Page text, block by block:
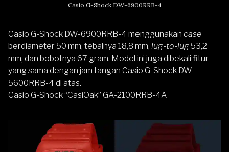
Casio G-Shock DW-6900RRB-4
Casio G-Shock DW-6900RRB-4 menggunakan case
berdiameter 50 mm, tebalnya 18,8 mm, lug-to-lug53,2
mm, dan bobotnya 67 gram. Model ini juga dibekali fitur
yang sama dengan jam tangan Casio G-Shock DW-
5600RRB-4 di atas.
Casio G-Shock “CasiOak” GA-2100RRB-4A